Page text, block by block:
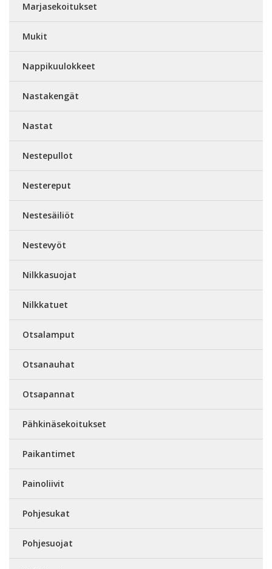
Marjasekoitukset
Mukit
Nappikuulokkeet
Nastakengät
Nastat
Nestepullot
Nestereput
Nestesäiliöt
Nestevyöt
Nilkkasuojat
Nilkkatuet
Otsalamput
Otsanauhat
Otsapannat
Pähkinäsekoitukset
Paikantimet
Painoliivit
Pohjesukat
Pohjesuojat